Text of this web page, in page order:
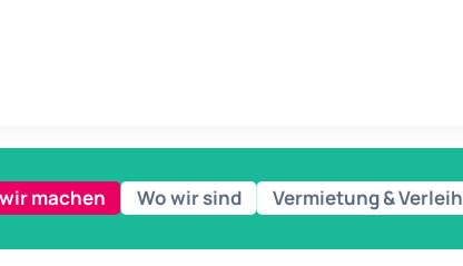
machen Wo wir sind Vermietung & Verleih